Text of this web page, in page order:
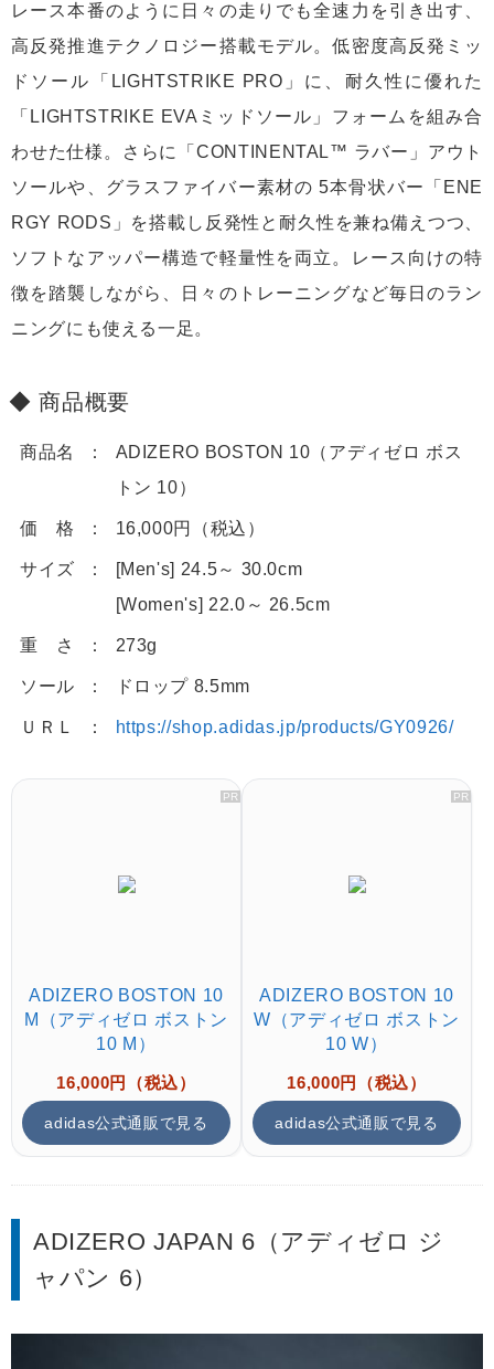
レース本番のように日々の走りでも全速力を引き出す、
高反発推進テクノロジー搭載モデル。低密度高反発ミッ
ドソール「LIGHTSTRIKE PRO」に、耐久性に優れた
「LIGHTSTRIKE EVAミッドソール」フォームを組み合
わせた仕様。さらに「CONTINENTAL™ ラバー」アウト
ソールや、グラスファイバー素材の 5本骨状バー「ENE
RGY RODS」を搭載し反発性と耐久性を兼ね備えつつ、
ソフトなアッパー構造で軽量性を両立。レース向けの特
徴を踏襲しながら、日々のトレーニングなど毎日のラン
ニングにも使える一足。
商品概要
商品名
ADIZERO BOSTON 10（アディゼロ ボス
トン 10）
価 格 16,000円（税込）
サイズ
[Men's] 24.5～ 30.0cm
[Women's] 22.0～ 26.5cm
重 さ 273g
ソール ドロップ 8.5mm
ＵＲＬ https://shop.adidas.jp/products/GY0926/
ADIZERO BOSTON 10
M（アディゼロ ボストン
10 M）
16,000円（税込）
adidas公式通販で見る
ADIZERO BOSTON 10
W（アディゼロ ボストン
10 W）
16,000円（税込）
adidas公式通販で見る
ADIZERO JAPAN 6（アディゼロ ジ
ャパン 6）